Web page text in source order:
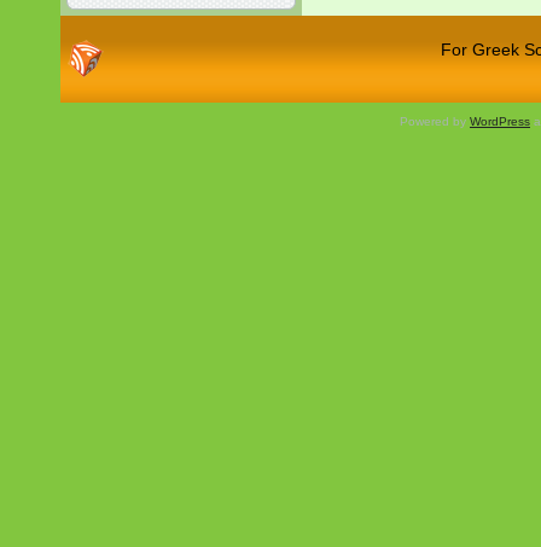
For Greek
Powered by WordPress